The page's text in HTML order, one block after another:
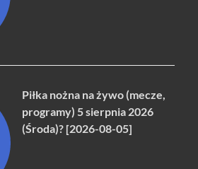
Piłka nożna na żywo (mecze,
programy) 5 sierpnia 2026
(Środa)? [2026-08-05]